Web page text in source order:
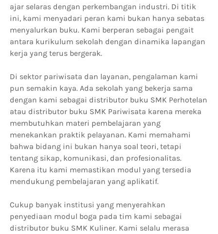
ajar selaras dengan perkembangan industri. Di titik
ini, kami menyadari peran kami bukan hanya sebatas
menyalurkan buku. Kami berperan sebagai pengait
antara kurikulum sekolah dengan dinamika lapangan
kerja yang terus bergerak.
Di sektor pariwisata dan layanan, pengalaman kami
pun semakin kaya. Ada sekolah yang bekerja sama
dengan kami sebagai distributor buku SMK Perhotelan
atau distributor buku SMK Pariwisata karena mereka
membutuhkan materi pembelajaran yang
menekankan praktik pelayanan. Kami memahami
bahwa bidang ini bukan hanya soal teori, tetapi
tentang sikap, komunikasi, dan profesionalitas.
Karena itu kami memastikan modul yang tersedia
mendukung pembelajaran yang aplikatif.
Cukup banyak institusi yang menyerahkan
penyediaan modul boga pada tim kami sebagai
distributor buku SMK Kuliner. Kami selalu merasa